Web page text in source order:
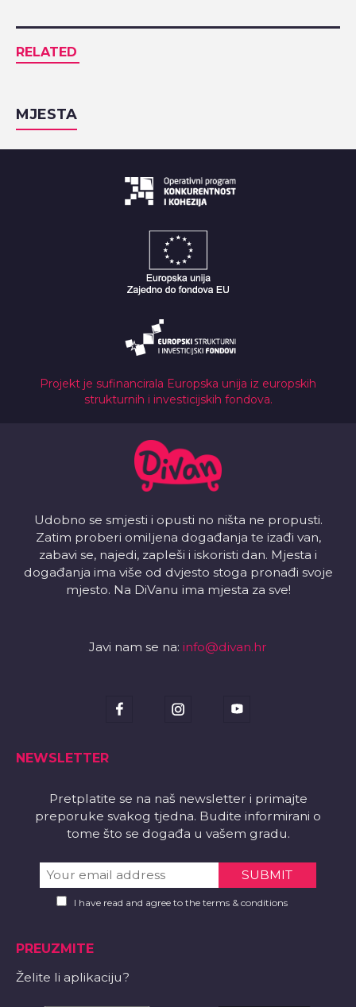
RELATED
MJESTA
Projekt je sufinancirala Europska unija iz europskih
strukturnih i investicijskih fondova.
Udobno se smjesti i opusti no ništa ne propusti.
Zatim proberi omiljena događanja te izađi van,
zabavi se, najedi, zapleši i iskoristi dan. Mjesta i
događanja ima više od dvjesto stoga pronađi svoje
mjesto. Na DiVanu ima mjesta za sve!
Javi nam se na: info@divan.hr
NEWSLETTER
Pretplatite se na naš newsletter i primajte
preporuke svakog tjedna. Budite informirani o
tome što se događa u vašem gradu.
I have read and agree to the terms & conditions
PREUZMITE
Želite li aplikaciju?